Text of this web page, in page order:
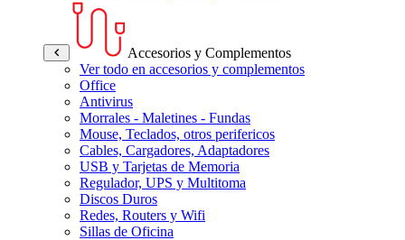
Accesorios y Complementos
Ver todo en accesorios y complementos
Office
Antivirus
Morrales - Maletines - Fundas
Mouse, Teclados, otros perifericos
Cables, Cargadores, Adaptadores
USB y Tarjetas de Memoria
Regulador, UPS y Multitoma
Discos Duros
Redes, Routers y Wifi
Sillas de Oficina